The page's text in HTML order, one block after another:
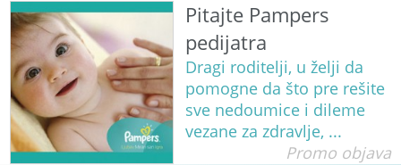
Pitajte Pampers
pedijatra
Dragi roditelji, u želji da
pomogne da što pre rešite
sve nedoumice i dileme
vezane za zdravlje, ...
Promo objava